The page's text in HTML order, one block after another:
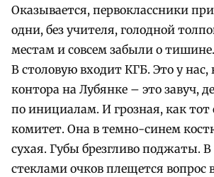
Оказывается, первоклассники
одни, без учителя, голодной
местам и совсем забыли о тишине.
В столовую входит КГБ. Это у
контора на Лубянке – это завуч,
по инициалам. И грозная, как
комитет. Она в темно-синем
сухая. Губы брезгливо поджаты. В
стеклами очков плещется вопрос